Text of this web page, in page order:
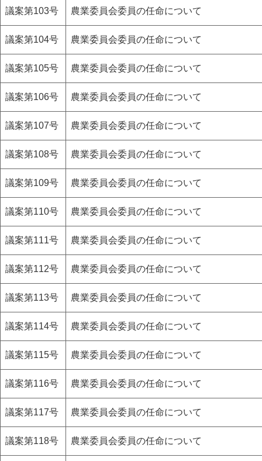
議案第103号 農業委員会委員の任命について
議案第104号 農業委員会委員の任命について
議案第105号 農業委員会委員の任命について
議案第106号 農業委員会委員の任命について
議案第107号 農業委員会委員の任命について
議案第108号 農業委員会委員の任命について
議案第109号 農業委員会委員の任命について
議案第110号 農業委員会委員の任命について
議案第111号 農業委員会委員の任命について
議案第112号 農業委員会委員の任命について
議案第113号 農業委員会委員の任命について
議案第114号 農業委員会委員の任命について
議案第115号 農業委員会委員の任命について
議案第116号 農業委員会委員の任命について
議案第117号 農業委員会委員の任命について
議案第118号 農業委員会委員の任命について